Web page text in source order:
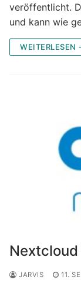
veröffentlicht.
und kann wie
WEITERLESEN
Nextcloud
JARVIS 11.